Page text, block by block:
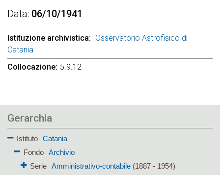
Data 06/10/1941
Istituzione archivistica
Osservatorio Astrofisico di
Catania
Collocazione 5.9.12
Gerarchia
Istituto
Catania
Fondo
Archivio
Serie Amministrativo-contabile(1887 - 1954)